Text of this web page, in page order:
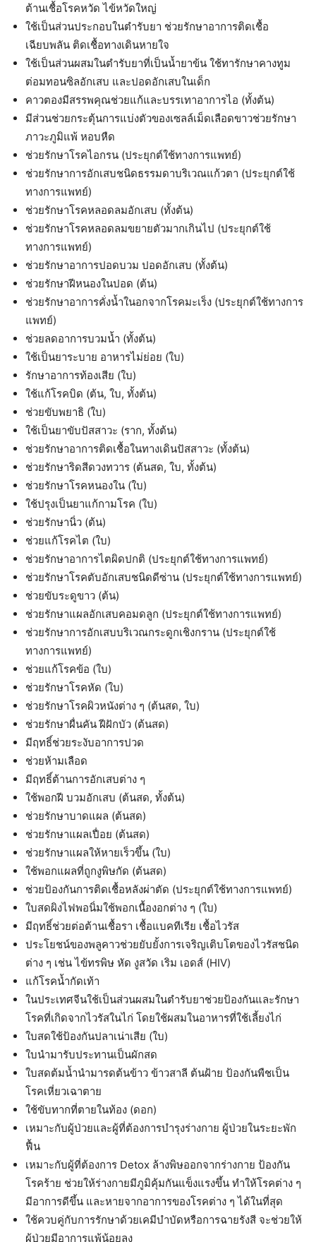
ต้านเชื้อโรคหวัด ไข้หวัดใหญ่
ใช้เป็นส่วนประกอบในตำรับยา ช่วยรักษาอาการติดเชื้อ
เฉียบพลัน ติดเชื้อทางเดินหายใจ
ใช้เป็นส่วนผสมในตำรับยาที่เป็นน้ำยาข้น ใช้ทารักษาคางทูม
ต่อมทอนซิลอักเสบ และปอดอักเสบในเด็ก
คาวตองมีสรรพคุณช่วยแก้และบรรเทาอาการไอ (ทั้งต้น)
มีส่วนช่วยกระตุ้นการแบ่งตัวของเซลล์เม็ดเลือดขาวช่วยรักษา
ภาวะภูมิแพ้ หอบหืด
ช่วยรักษาโรคไอกรน (ประยุกต์ใช้ทางการแพทย์)
ช่วยรักษาการอักเสบชนิดธรรมดาบริเวณแก้วตา (ประยุกต์ใช้
ทางการแพทย์)
ช่วยรักษาโรคหลอดลมอักเสบ (ทั้งต้น)
ช่วยรักษาโรคหลอดลมขยายตัวมากเกินไป (ประยุกต์ใช้
ทางการแพทย์)
ช่วยรักษาอาการปอดบวม ปอดอักเสบ (ทั้งต้น)
ช่วยรักษาฝีหนองในปอด (ต้น)
ช่วยรักษาอาการคั่งน้ำในอกจากโรคมะเร็ง (ประยุกต์ใช้ทางการ
แพทย์)
ช่วยลดอาการบวมน้ำ (ทั้งต้น)
ใช้เป็นยาระบาย อาหารไม่ย่อย (ใบ)
รักษาอาการท้องเสีย (ใบ)
ใช้แก้โรคบิด (ต้น, ใบ, ทั้งต้น)
ช่วยขับพยาธิ (ใบ)
ใช้เป็นยาขับปัสสาวะ (ราก, ทั้งต้น)
ช่วยรักษาอาการติดเชื้อในทางเดินปัสสาวะ (ทั้งต้น)
ช่วยรักษาริดสีดวงทวาร (ต้นสด, ใบ, ทั้งต้น)
ช่วยรักษาโรคหนองใน (ใบ)
ใช้ปรุงเป็นยาแก้กามโรค (ใบ)
ช่วยรักษานิ่ว (ต้น)
ช่วยแก้โรคไต (ใบ)
ช่วยรักษาอาการไตผิดปกติ (ประยุกต์ใช้ทางการแพทย์)
ช่วยรักษาโรคตับอักเสบชนิดดีซ่าน (ประยุกต์ใช้ทางการแพทย์)
ช่วยขับระดูขาว (ต้น)
ช่วยรักษาแผลอักเสบคอมดลูก (ประยุกต์ใช้ทางการแพทย์)
ช่วยรักษาการอักเสบบริเวณกระดูกเชิงกราน (ประยุกต์ใช้
ทางการแพทย์)
ช่วยแก้โรคข้อ (ใบ)
ช่วยรักษาโรคหัด (ใบ)
ช่วยรักษาโรคผิวหนังต่าง ๆ (ต้นสด, ใบ)
ช่วยรักษาผื่นคัน ฝีฝักบัว (ต้นสด)
มีฤทธิ์ช่วยระงับอาการปวด
ช่วยห้ามเลือด
มีฤทธิ์ต้านการอักเสบต่าง ๆ
ใช้พอกฝี บวมอักเสบ (ต้นสด, ทั้งต้น)
ช่วยรักษาบาดแผล (ต้นสด)
ช่วยรักษาแผลเปื่อย (ต้นสด)
ช่วยรักษาแผลให้หายเร็วขึ้น (ใบ)
ใช้พอกแผลที่ถูกงูพิษกัด (ต้นสด)
ช่วยป้องกันการติดเชื้อหลังผ่าตัด (ประยุกต์ใช้ทางการแพทย์)
ใบสดผิงไฟพอนิ่มใช้พอกเนื้องอกต่าง ๆ (ใบ)
มีฤทธิ์ช่วยต่อต้านเชื้อรา เชื้อแบคทีเรีย เชื้อไวรัส
ประโยชน์ของพลูคาวช่วยยับยั้งการเจริญเติบโตของไวรัสชนิด
ต่าง ๆ เช่น ไข้ทรพิษ หัด งูสวัด เริม เอดส์ (HIV)
แก้โรคน้ำกัดเท้า
ในประเทศจีนใช้เป็นส่วนผสมในตำรับยาช่วยป้องกันและรักษา
โรคที่เกิดจากไวรัสในไก่ โดยใช้ผสมในอาหารที่ใช้เลี้ยงไก่
ใบสดใช้ป้องกันปลาเน่าเสีย (ใบ)
ใบนำมารับประทานเป็นผักสด
ใบสดต้มน้ำนำมารดต้นข้าว ข้าวสาลี ต้นฝ้าย ป้องกันพืชเป็น
โรคเหี่ยวเฉาตาย
ใช้ขับทากที่ตายในท้อง (ดอก)
เหมาะกับผู้ป่วยและผู้ที่ต้องการบำรุงร่างกาย ผู้ป่วยในระยะพัก
ฟื้น
เหมาะกับผู้ที่ต้องการ Detox ล้างพิษออกจากร่างกาย ป้องกัน
โรคร้าย ช่วยให้ร่างกายมีภูมิคุ้มกันแข็งแรงขึ้น ทำให้โรคต่าง ๆ
มีอาการดีขึ้น และหายจากอาการของโรคต่าง ๆ ได้ในที่สุด
ใช้ควบคู่กับการรักษาด้วยเคมีบำบัดหรือการฉายรังสี จะช่วยให้
ผู้ป่วยมีอาการแพ้น้อยลง